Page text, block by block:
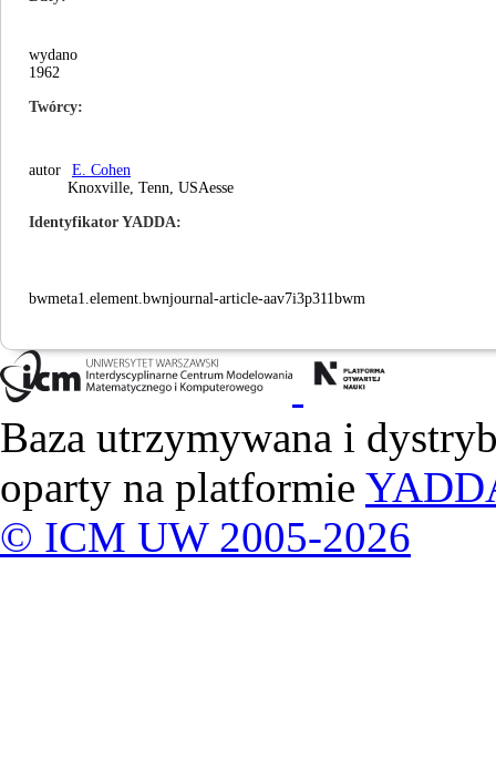
wydano
1962
Twórcy
autor
E. Cohen
Knoxville, Tenn, USAesse
Identyfikator YADDA
bwmeta1.element.bwnjournal-article-aav7i3p311bwm
Baza utrzymywana i
oparty na platformie
© ICM UW 2005-2026